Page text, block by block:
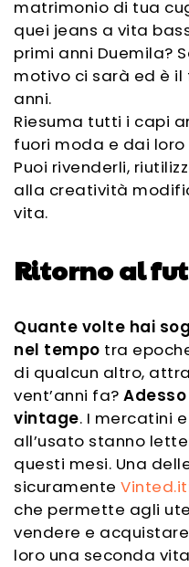
matrimonio di tua
quei jeans a vita
primi anni Duemila?
motivo ci sarà ed è
anni.
Riesuma tutti i capi
fuori moda e dai
Puoi rivenderli,
alla creatività
vita.
Ritorno al
Quante volte hai
nel tempo tra
di qualcun altro,
vent’anni fa?
vintage. I mercatini
all’usato stanno
questi mesi. Una
sicuramente Vinted.it
che permette agli
vendere e
loro una seconda